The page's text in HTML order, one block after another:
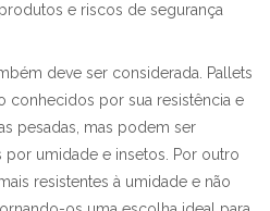
e riscos de segurança
deve ser considerada. Pallets
conhecidos por sua resistência e
pesadas, mas podem ser
por umidade e insetos. Por outro
resistentes à umidade e não